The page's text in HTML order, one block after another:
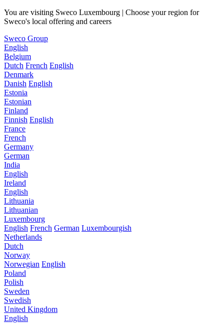
You are visiting Sweco Luxembourg | Choose your region for
Sweco's local offering and careers
Sweco Group
English
Belgium
Dutch French English
Denmark
Danish English
Estonia
Estonian
Finland
Finnish English
France
French
Germany
German
India
English
Ireland
English
Lithuania
Lithuanian
Luxembourg
English French German Luxembourgish
Netherlands
Dutch
Norway
Norwegian English
Poland
Polish
Sweden
Swedish
United Kingdom
English